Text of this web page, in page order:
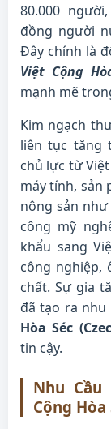
80.000
đồng người
Đây chính là
Việt Cộng
mạnh mẽ
Kim ngạch
liên tục tăng
chủ lực từ
máy tính, sản
nông sản như
công mỹ
khẩu sang
công nghiệp,
chất. Sự gia
đã tạo ra nhu
Hòa Séc
tin cậy.
Nhu Cầu
Cộng Hòa